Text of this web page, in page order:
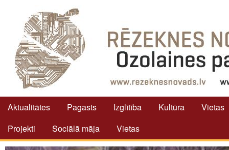
Aktualitātes Pagasts Izglītība Kultūra
Vietas
Projekti
Sociālā māja Vietas